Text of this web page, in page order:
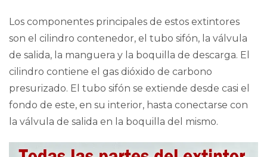
Los componentes principales de estos extintores
son el cilindro contenedor, el tubo sifón, la válvula
de salida, la manguera y la boquilla de descarga. El
cilindro contiene el gas dióxido de carbono
presurizado. El tubo sifón se extiende desde casi el
fondo de este, en su interior, hasta conectarse con
la válvula de salida en la boquilla del mismo.